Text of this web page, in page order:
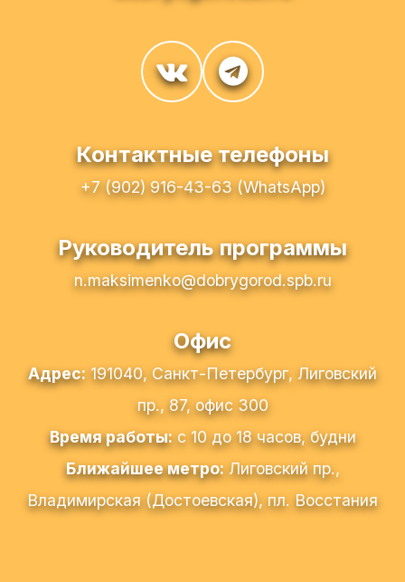
Контактные телефоны
+7 (902) 916-43-63 (WhatsApp)
Руководитель программы
n.maksimenko@dobrygorod.spb.ru
Офис
Адрес: 191040, Санкт-Петербург, Лиговский
пр., 87, офис 300
Время работы:с 10 до 18 часов, будни
Ближайшее метро:Лиговский пр.,
Владимирская (Достоевская), пл. Восстания